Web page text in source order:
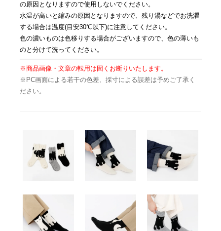
の原因となりますので使用しないでください。
水温が高いと縮みの原因となりますので、残り湯などでお洗濯
する場合は温度(目安30℃以下)に注意してください。
色の濃いものは色移りする場合がございますので、色の薄いも
のと分けて洗ってください。
※商品画像・文章の転用は固くお断りいたします。
※PC画面による若干の色差、採寸による誤差は予めご了承く
ださい。